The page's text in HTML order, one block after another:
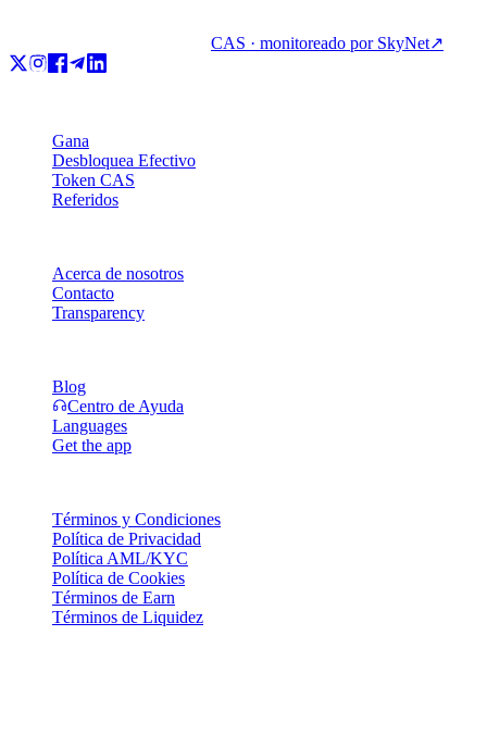
CAS · monitoreado por SkyNet↗
Gana
Desbloquea Efectivo
Token CAS
Referidos
Acerca de nosotros
Contacto
Transparency
Blog
Centro de Ayuda
Languages
Get the app
Términos y Condiciones
Política de Privacidad
Política AML/KYC
Política de Cookies
Términos de Earn
Términos de Liquidez